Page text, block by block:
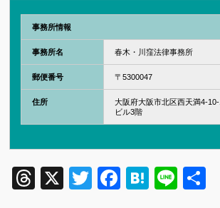
事務所情報
事務所名 春木・川窪法律事務所
郵便番号 〒5300047
住所
大阪府大阪市北区西天満4-
ビル3階
Threads
X TwitterFacebook
Hatena
Line